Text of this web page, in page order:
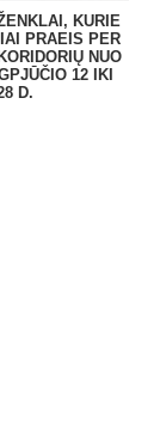
KURIE
PRAEIS PER
NUO
12 IKI
D.